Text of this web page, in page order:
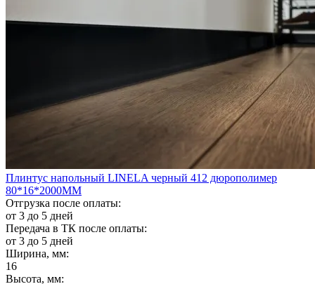
Плинтус напольный LINELA черный 412 дюрополимер
80*16*2000ММ
Отгрузка после оплаты:
от 3 до 5 дней
Передача в ТК после оплаты:
от 3 до 5 дней
Ширина, мм:
16
Высота, мм: